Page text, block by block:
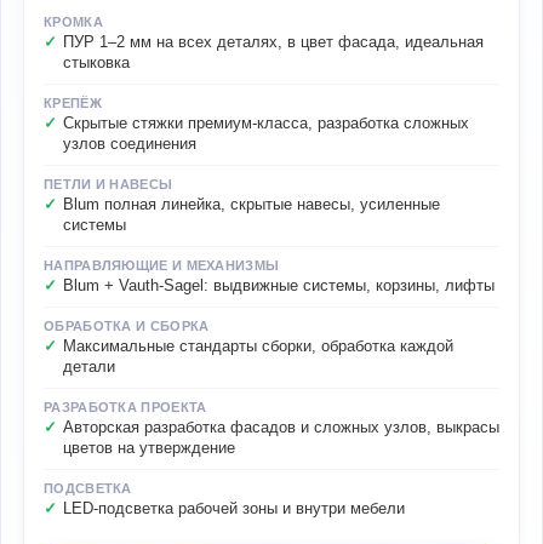
КРОМКА
ПУР 1–2 мм на всех деталях, в цвет фасада, идеальная
стыковка
КРЕПЁЖ
Скрытые стяжки премиум-класса, разработка сложных
узлов соединения
ПЕТЛИ И НАВЕСЫ
Blum полная линейка, скрытые навесы, усиленные
системы
НАПРАВЛЯЮЩИЕ И МЕХАНИЗМЫ
Blum + Vauth-Sagel: выдвижные системы, корзины, лифты
ОБРАБОТКА И СБОРКА
Максимальные стандарты сборки, обработка каждой
детали
РАЗРАБОТКА ПРОЕКТА
Авторская разработка фасадов и сложных узлов, выкрасы
цветов на утверждение
ПОДСВЕТКА
LED-подсветка рабочей зоны и внутри мебели